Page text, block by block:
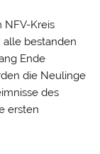
NFV-Kreis
alle bestanden
Ende
die Neulinge
des
ersten